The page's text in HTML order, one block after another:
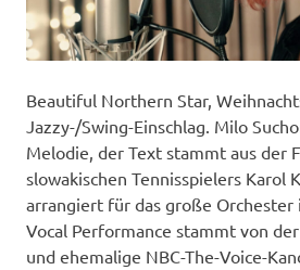
Beautiful Northern Star,
Jazzy-/Swing-Einschlag. Milo
Melodie, der Text stammt aus der
slowakischen Tennisspielers Karol
arrangiert für das große Orchester
Vocal Performance stammt von
und ehemalige NBC-The-Voice-